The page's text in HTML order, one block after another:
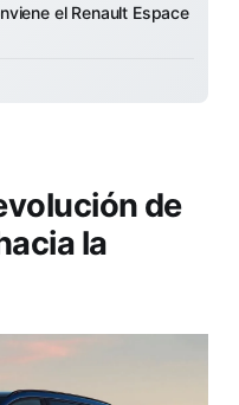
el Renault Espace
de
la